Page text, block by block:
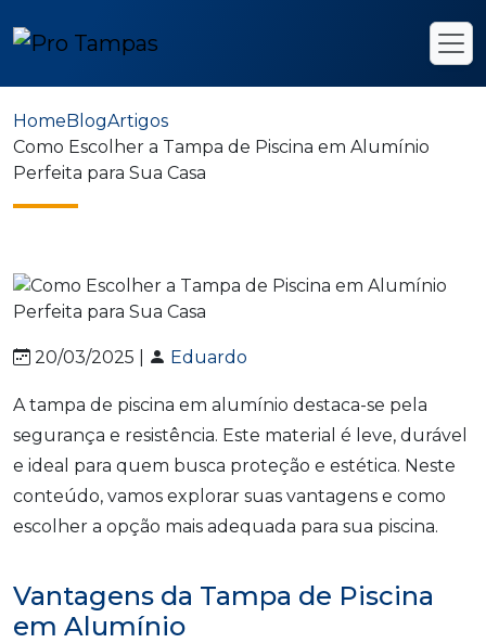
HomeBlogArtigos
Como Escolher a Tampa de Piscina em Alumínio
Perfeita para Sua Casa
20/03/2025 | Eduardo
A tampa de piscina em alumínio destaca-se pela
segurança e resistência. Este material é leve, durável
e ideal para quem busca proteção e estética. Neste
conteúdo, vamos explorar suas vantagens e como
escolher a opção mais adequada para sua piscina.
Vantagens da Tampa de Piscina
em Alumínio